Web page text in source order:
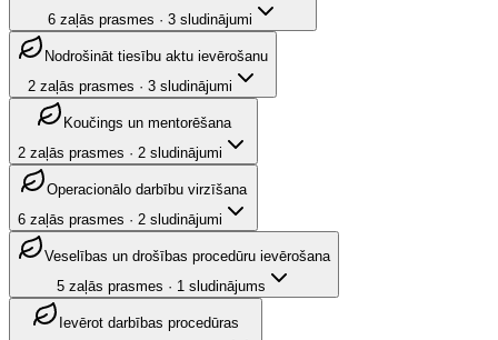
6 zaļās prasmes · 3 sludinājumi
Nodrošināt tiesību aktu ievērošanu
2 zaļās prasmes · 3 sludinājumi
Koučings un mentorēšana
2 zaļās prasmes · 2 sludinājumi
Operacionālo darbību virzīšana
6 zaļās prasmes · 2 sludinājumi
Veselības un drošības procedūru ievērošana
5 zaļās prasmes · 1 sludinājums
Ievērot darbības procedūras